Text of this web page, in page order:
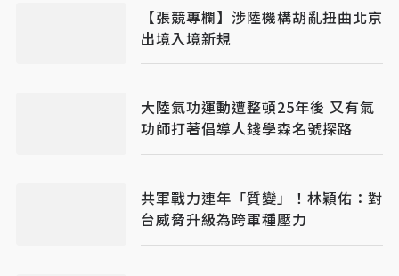
【張競專欄】涉陸機構胡亂扭曲北京
出境入境新規
大陸氣功運動遭整頓25年後 又有氣
功師打著倡導人錢學森名號探路
共軍戰力連年「質變」！林穎佑：對
台威脅升級為跨軍種壓力